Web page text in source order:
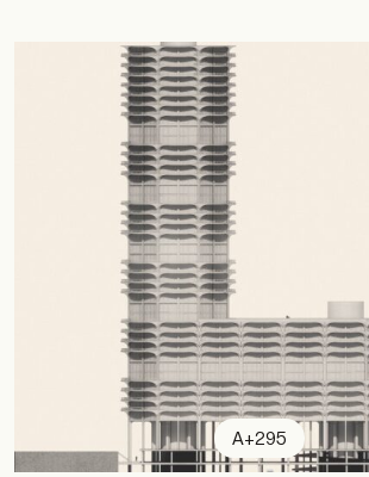
A+295